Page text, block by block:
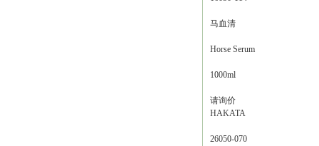
马血清
Horse Serum
1000ml
请询价
HAKATA
26050-070